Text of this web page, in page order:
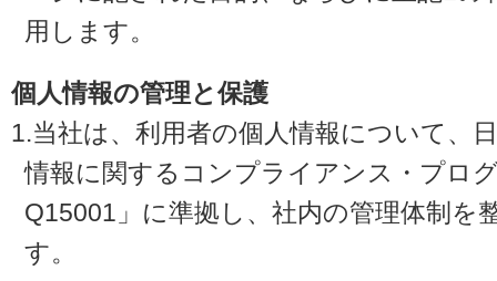
用します。
個人情報の管理と保護
1.当社は、利用者の個人情報について、
情報に関するコンプライアンス・プロ
Q15001」に準拠し、社内の管理体制を
す。